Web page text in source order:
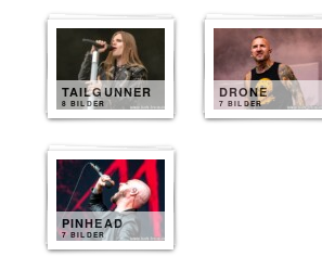
TAILGUNNER
8 BILDER
DRONE
7 BILDER
PINHEAD
7 BILDER